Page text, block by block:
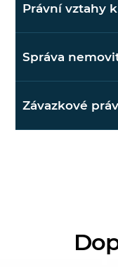
Právní vztahy
Správa
Závazkové